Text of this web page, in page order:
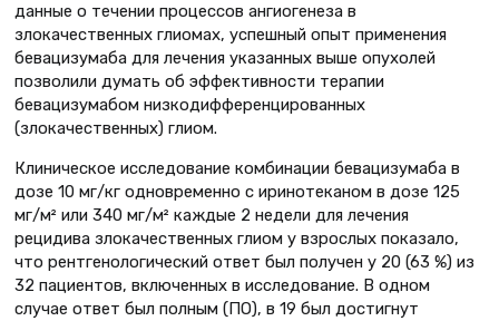
данные о течении процессов ангиогенеза в
злокачественных глиомах, успешный опыт применения
бевацизумаба для лечения указанных выше опухолей
позволили думать об эффективности терапии
бевацизумабом низкодифференцированных
(злокачественных) глиом.
Клиническое исследование комбинации бевацизумаба в
дозе 10 мг/кг одновременно с иринотеканом в дозе 125
мг/м² или 340 мг/м² каждые 2 недели для лечения
рецидива злокачественных глиом у взрослых показало,
что рентгенологический ответ был получен у 20 (63 %) из
32 пациентов, включенных в исследование. В одном
случае ответ был полным (ПО), в 19 был достигнут